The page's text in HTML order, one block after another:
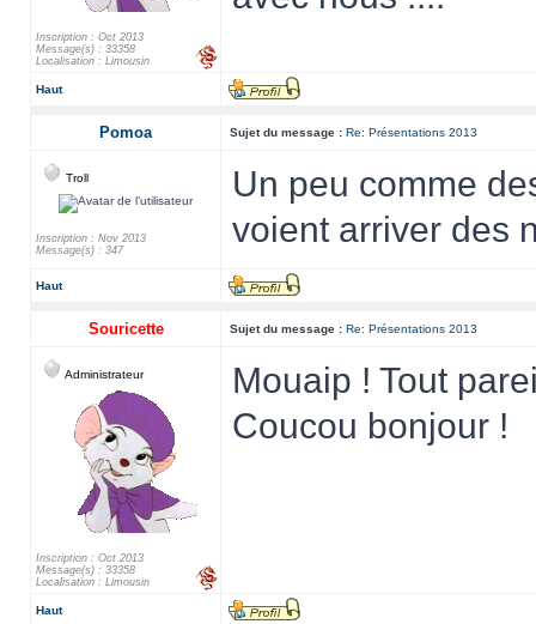
Inscription : Oct 2013
Message(s) : 33358
Localisation : Limousin
Haut
Pomoa Sujet du message : Re: Présentations 2013
Troll
Inscription : Nov 2013
Message(s) : 347
Un peu comme
voient arriver des
Haut
Souricette Sujet du message : Re: Présentations 2013
Administrateur
Inscription : Oct 2013
Message(s) : 33358
Localisation : Limousin
Mouaip ! Tout
Coucou bonjour !
Haut